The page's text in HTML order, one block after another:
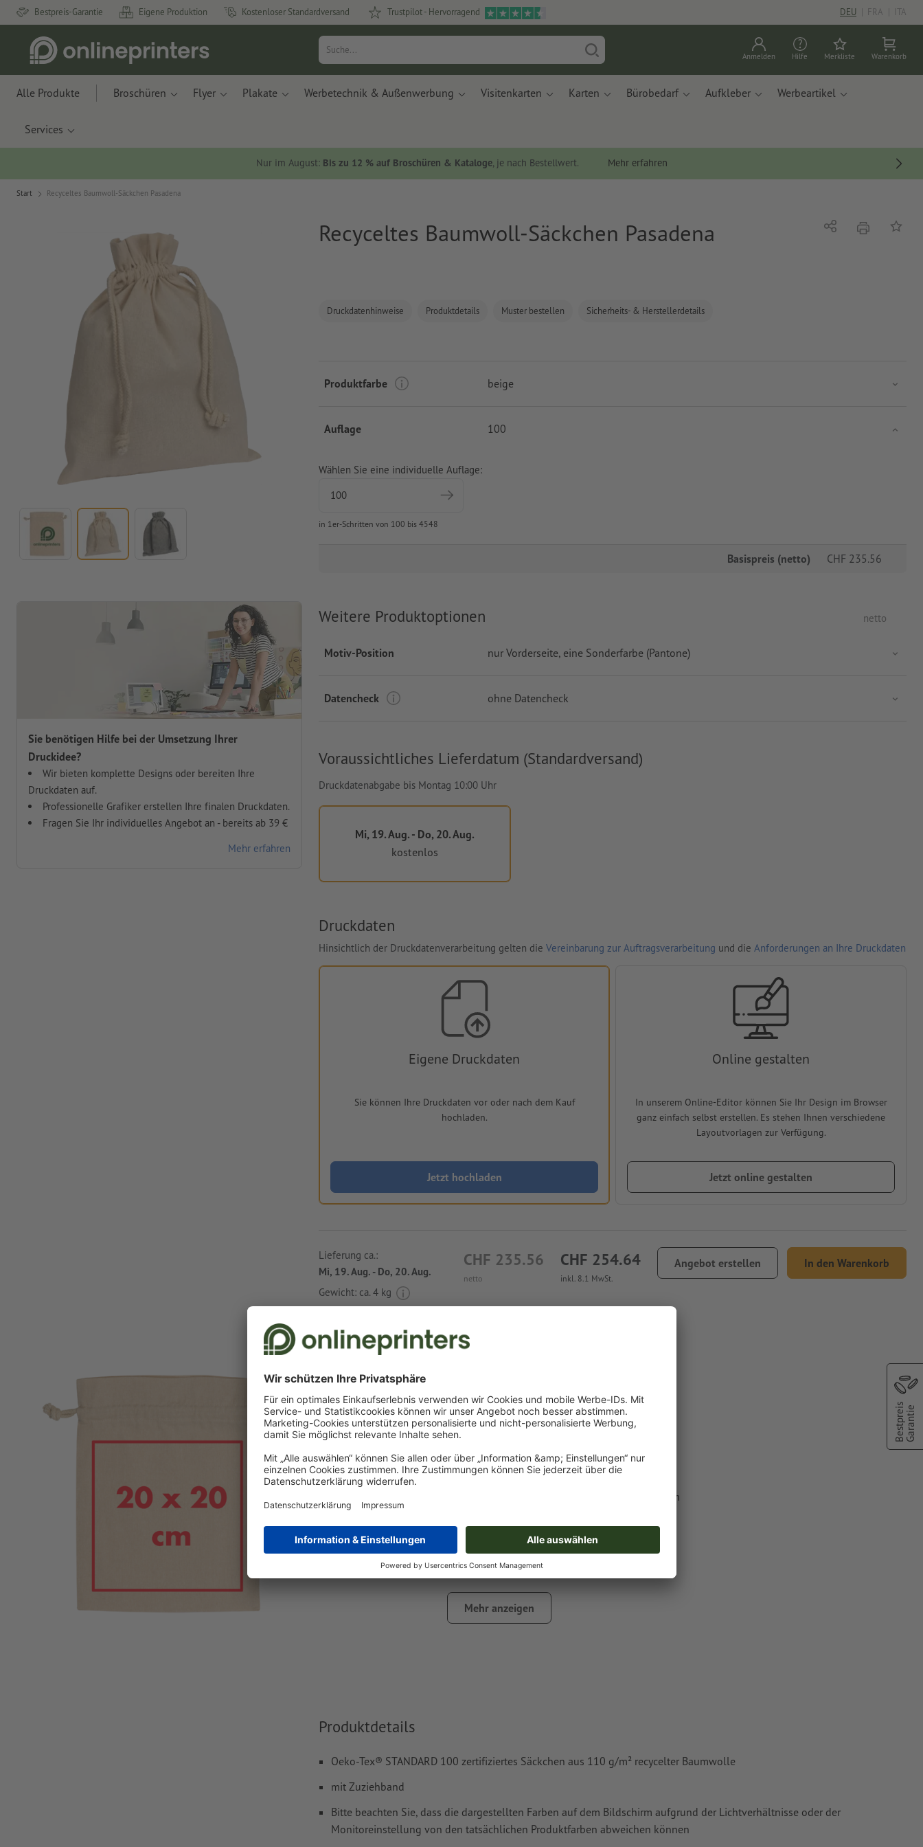
Bestpreis-Garantie Eigene Produktion Kostenloser Standardversand Trustpilot - Hervorragend DEU | FRA | ITA
Anmelden Hilfe Merkliste Warenkorb
Alle Produkte Broschüren Flyer Plakate Werbetechnik & Außenwerbung Visitenkarten Karten Bürobedarf Aufkleber Werbeartikel
Services
Nur im August: Bis zu 12 % auf Broschüren & Kataloge, je nach Bestellwert. Mehr erfahren
Start Recyceltes Baumwoll-Säckchen Pasadena
Recyceltes Baumwoll-Säckchen Pasadena
Sie benötigen Hilfe bei der Umsetzung Ihrer
Druckidee?
Wir bieten komplette Designs oder bereiten Ihre
Druckdaten auf.
Professionelle Grafiker erstellen Ihre finalen Druckdaten.
Fragen Sie Ihr individuelles Angebot an - bereits ab 39 €
Mehr erfahren
Druckdatenhinweise Produktdetails Muster bestellen Sicherheits- & Herstellerdetails
Teilen DruckenAuf
Produktfarbe beige
Auflage 100
Wählen Sie eine individuelle Auflage:
in 1er-Schritten von 100 bis 4548
Basispreis (netto) CHF 235.56
Weitere Produktoptionen netto
Motiv-Position nur Vorderseite, eine Sonderfarbe (Pantone)
Datencheck ohne Datencheck
Voraussichtliches Lieferdatum (Standardversand)
Druckdatenabgabe bis Montag 10:00 Uhr
Mi, 19. Aug. - Do, 20. Aug.
kostenlos
Druckdaten
Hinsichtlich der Druckdatenverarbeitung gelten die Vereinbarung zur Auftragsverarbeitung und die Anforderungen an Ihre Druckdaten
Eigene Druckdaten
Sie können Ihre Druckdaten vor oder nach dem Kauf
hochladen.
Jetzt hochladen
Online gestalten
In unserem Online-Editor können Sie Ihr Design im Browser
ganz einfach selbst erstellen. Es stehen Ihnen verschiedene
Layoutvorlagen zur Verfügung.
Jetzt online gestalten
netto
CHF 235.56
inkl. 8.1 MwSt.
CHF 254.64 Angebot erstellen In den Warenkorb
Lieferung ca.:
Mi, 19. Aug. - Do, 20. Aug.
Gewicht: ca. 4 kg
Pasadena
Datenformat:20 x 20 cm
Als Motivfarben sind eine bzw. zweiSonderfarbenwählbar.
Benennen Sie die Farbfelder mit der entsprechenden Zielfarbe aus dem
Pantone FORMULA GUIDE Solid Coated (z.B. "Pantone 286 C").
Es sind keine Metallic- und Neonfarben möglich.
das Trägermaterial kann beimDruck mit weißer Farbe
Das druckfertige PDF darf nur Vektoren enthalten; JPEG- oder TIFF-
Bilder und -Vorlagen sind nicht geeignet
Mehr anzeigen
Produktdetails
Oeko-Tex® STANDARD 100 zertifiziertes Säckchen aus 110 g/m² recycelter Baumwolle
mit Zuziehband
Bitte beachten Sie, dass die dargestellten Farben auf dem Bildschirm aufgrund der Lichtverhältnisse oder der
Monitoreinstellung von den tatsächlichen Produktfarben abweichen können
BestpreisGarantie